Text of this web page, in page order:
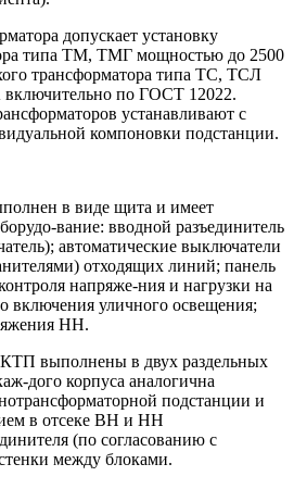
допускает установку
типа ТМ, ТМГ мощностью до 2500
трансформатора типа ТС, ТСЛ
по ГОСТ 12022.
устанавливают с
компоновки подстанции.
в виде щита и имеет
вание: вводной разъединитель
автоматические выключатели
отходящих линий; панель
напряже-ния и нагрузки на
включения уличного освещения;
НН.
выполнены в двух раздельных
дого корпуса аналогична
подстанции и
в отсеке ВН и НН
(по согласованию с
между блоками.